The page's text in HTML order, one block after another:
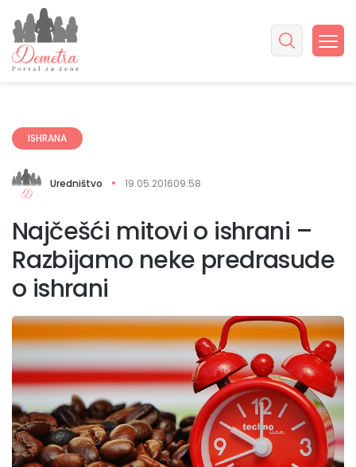
ISHRANA
Uredništvo 19.05.201609:58
Najčešći mitovi o ishrani –
Razbijamo neke predrasude
o ishrani